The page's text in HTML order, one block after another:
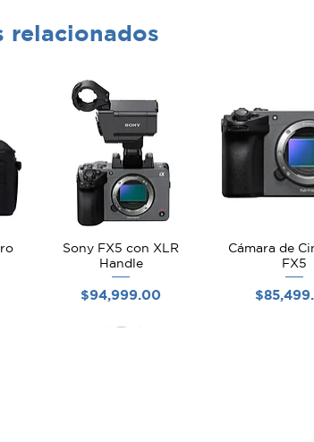
si necesita conectarla directamente a su
relacionados
Vista rápida
Sony FX5 con XLR
Handle
Precio
$94,999.00
Vista
Cámara de
FX5
Precio